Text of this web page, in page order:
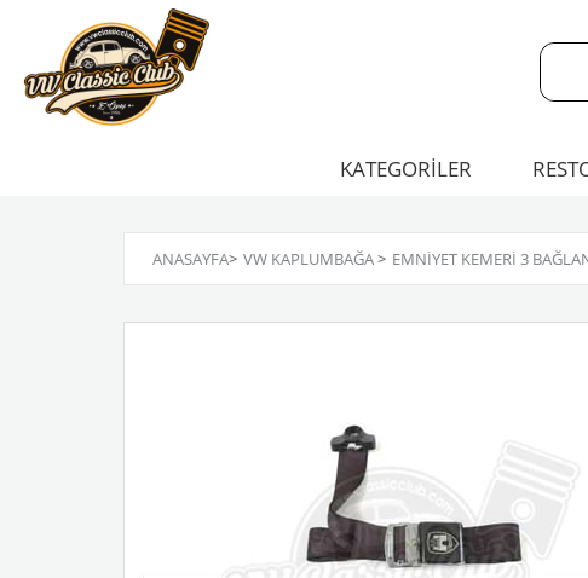
KATEGORİLER
ANASAYFA> VW KAPLUMBAĞA> EMNIYET KEMERI 3